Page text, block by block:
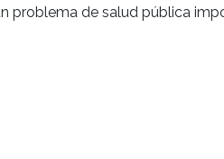
problema de salud pública